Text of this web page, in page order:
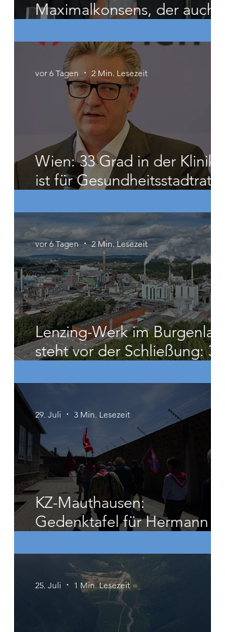
Gastbeitrag: Völkerrecht als
Maximalkonsens, der auch
zu weit geht
vor 3 Tagen 3 Min. Lesezeit
Wien: 33 Grad in der Klinik
ist für Gesundheitsstadtrat
Hacker „ziemlich relativ“
vor 6 Tagen 2 Min. Lesezeit
Lenzing-Werk im Burgenland
steht vor der Schließung: 300
Beschäftigte betroffen
vor 6 Tagen 2 Min. Lesezeit
KZ-Mauthausen:
Gedenktafel für Hermann
29. Juli 3 Min. Lesezeit